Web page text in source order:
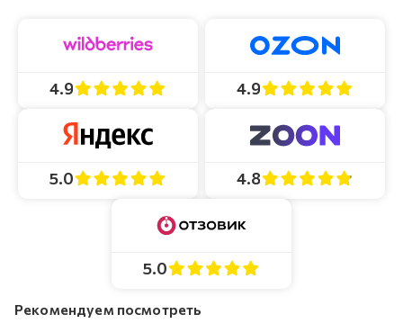
4.9 4.9
5.0 4.8
5.0
Рекомендуем посмотреть